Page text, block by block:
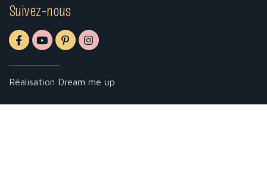
Suivez-nous
Réalisation Dream me up